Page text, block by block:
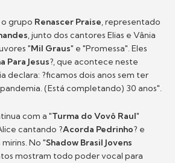
grupo Renascer Praise, representado
, junto dos cantores Elias e Vânia
"Mil Graus" e "Promessa". Eles
Para Jesus?, que acontece neste
declara: ?ficamos dois anos sem ter
(Está completando) 30 anos".
com a "Turma do Vovô Raul"
cantando ?Acorda Pedrinho? e
No "Shadow Brasil Jovens
mostram todo poder vocal para